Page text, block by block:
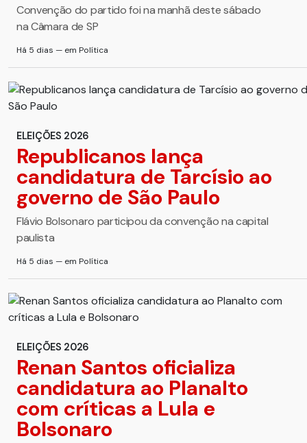
Convenção do partido foi na manhã deste sábado
na Câmara de SP
Há 5 dias — em Política
ELEIÇÕES 2026
Republicanos lança
candidatura de Tarcísio ao
governo de São Paulo
Flávio Bolsonaro participou da convenção na capital
paulista
Há 5 dias — em Política
ELEIÇÕES 2026
Renan Santos oficializa
candidatura ao Planalto
com críticas a Lula e
Bolsonaro